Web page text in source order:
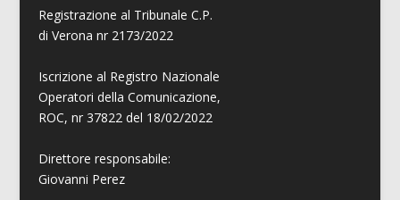
Registrazione al Tribunale C.P.
di Verona nr 2173/2022
Iscrizione al Registro Nazionale
Operatori della Comunicazione,
ROC, nr 37822 del 18/02/2022
Direttore responsabile:
Giovanni Perez